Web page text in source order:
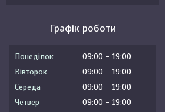
Графік роботи
Понеділок 09:00
19:00
Вівторок
09:00
19:00
Середа
09:00
19:00
Четвер
09:00
19:00